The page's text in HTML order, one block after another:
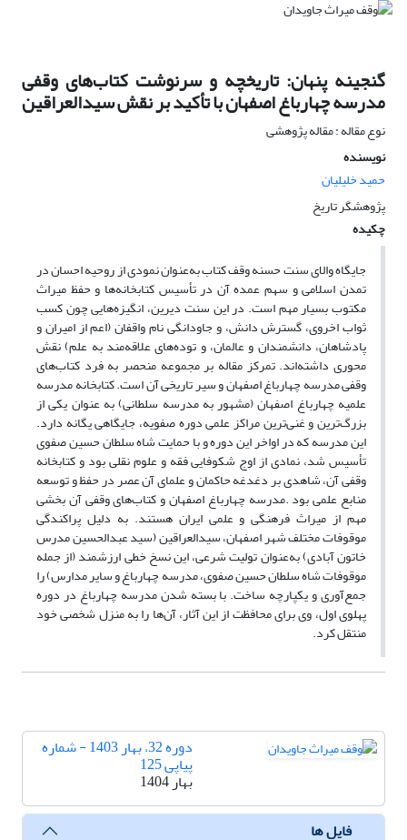
گنجینه پنهان: تاریخچه و سرنوشت کتاب‌های وقفی
مدرسه چهارباغ اصفهان با تأکید بر نقش سیدالعراقین
نوع مقاله : مقاله پژوهشی
نویسنده
حمید خلیلیان
پژوهشگر تاریخ
چکیده
جایگاه والای سنت حسنه وقف کتاب به‌عنوان نمودی از روحیه احسان در
تمدن اسلامی و سهم عمده آن در تأسیس کتابخانه‌ها و حفظ میراث
مکتوب بسیار مهم است. در این سنت دیرین، انگیزه‌هایی چون کسب
ثواب اخروی، گسترش دانش، و جاودانگی نام واقفان (اعم از امیران و
پادشاهان، دانشمندان و عالمان، و توده‌های علاقه‌مند به علم) نقش
محوری داشته‌اند. تمرکز مقاله بر مجموعه منحصر به فرد کتاب‌های
وقفی مدرسه چهارباغ اصفهان و سیر تاریخی آن است. کتابخانه مدرسه
علمیه چهارباغ اصفهان (مشهور به مدرسه سلطانی) به عنوان یکی از
بزرگ‌ترین و غنی‌ترین مراکز علمی دوره صفویه، جایگاهی یگانه دارد.
این مدرسه که در اواخر این دوره و با حمایت شاه سلطان حسین صفوی
تأسیس شد، نمادی از اوج شکوفایی فقه و علوم نقلی بود و کتابخانه
وقفی آن، شاهدی بر دغدغه حاکمان و علمای آن عصر در حفظ و توسعه
منابع علمی بود .مدرسه چهارباغ اصفهان و کتاب‌های وقفی آن بخشی
مهم از میراث فرهنگی و علمی ایران هستند. به دلیل پراکندگی
موقوفات مختلف شهر اصفهان، سیدالعراقین (سید عبدالحسین مدرس
خاتون آبادی) به‌عنوان تولیت شرعی، این نسخ خطی ارزشمند (از جمله
موقوفات شاه سلطان حسین صفوی، مدرسه چهارباغ و سایر مدارس) را
جمع‌آوری و یکپارچه ساخت. با بسته شدن مدرسه چهارباغ در دوره
پهلوی اول، وی برای محافظت از این آثار، آن‌ها را به منزل شخصی خود
منتقل کرد.
دوره 32، بهار 1403 - شماره
پیاپی 125
بهار 1404
فایل ها